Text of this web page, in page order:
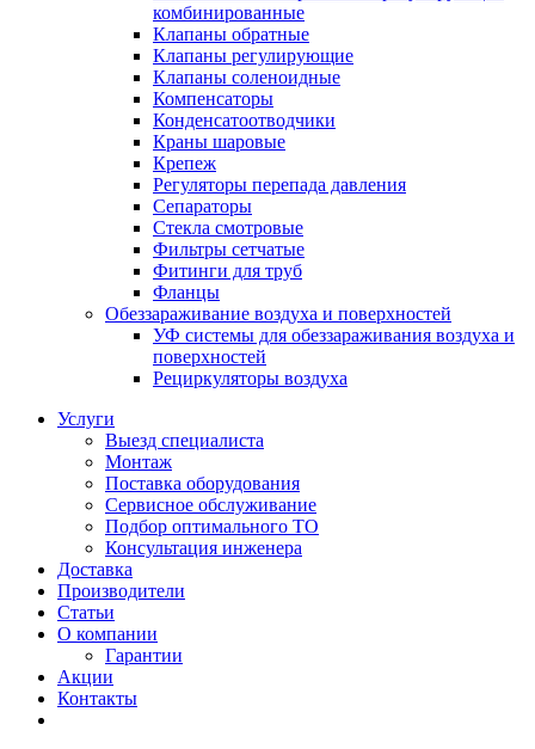
комбинированные
Клапаны обратные
Клапаны регулирующие
Клапаны соленоидные
Компенсаторы
Конденсатоотводчики
Краны шаровые
Крепеж
Регуляторы перепада давления
Сепараторы
Стекла смотровые
Фильтры сетчатые
Фитинги для труб
Фланцы
Обеззараживание воздуха и поверхностей
УФ системы для обеззараживания воздуха и
поверхностей
Рециркуляторы воздуха
Услуги
Выезд специалиста
Монтаж
Поставка оборудования
Сервисное обслуживание
Подбор оптимального ТО
Консультация инженера
Доставка
Производители
Статьи
О компании
Гарантии
Акции
Контакты